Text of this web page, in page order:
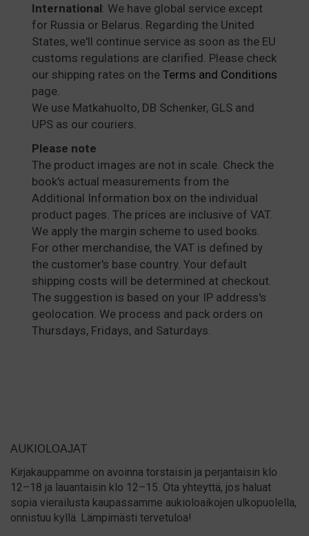
International: We have global service except
for Russia or Belarus. Regarding the United
States, we'll continue service as soon as the EU
customs regulations are clarified. Please check
our shipping rates on the Terms and Conditions
page.
We use Matkahuolto, DB Schenker, GLS and
UPS as our couriers.
Please note
The product images are not in scale. Check the
book's actual measurements from the
Additional Information box on the individual
product pages. The prices are inclusive of VAT.
We apply the margin scheme to used books.
For other merchandise, the VAT is defined by
the customer's base country. Your default
shipping costs will be determined at checkout.
The suggestion is based on your IP address's
geolocation. We process and pack orders on
Thursdays, Fridays, and Saturdays.
AUKIOLOAJAT
Kirjakauppamme on avoinna torstaisin ja perjantaisin klo
12–18 ja lauantaisin klo 12–15. Ota yhteyttä, jos haluat
sopia vierailusta kaupassamme aukioloaikojen ulkopuolella,
onnistuu kyllä. Lämpimästi tervetuloa!